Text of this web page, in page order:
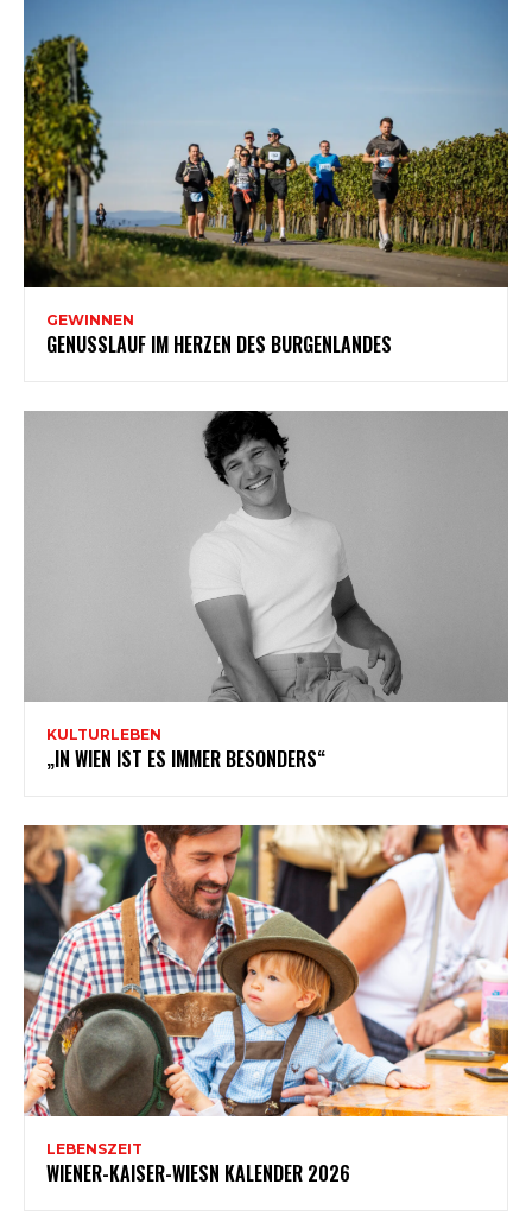
GEWINNEN
GENUSSLAUF IM HERZEN DES BURGENLANDES
KULTURLEBEN
„IN WIEN IST ES IMMER BESONDERS“
LEBENSZEIT
WIENER-KAISER-WIESN KALENDER 2026